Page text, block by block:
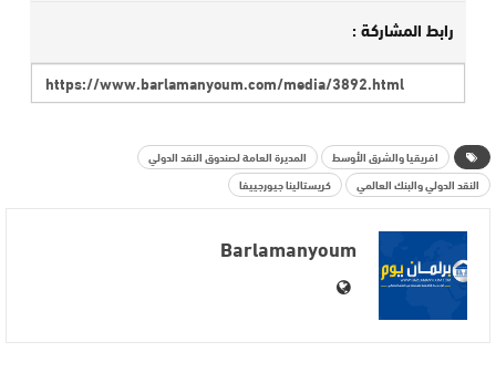
رابط المشاركة :
افريقيا والشرق الأوسط
المديرة العامة لصندوق النقد الدولي
النقد الدولي والبنك العالمي
كريستالينا جيورجييفا
Barlamanyoum